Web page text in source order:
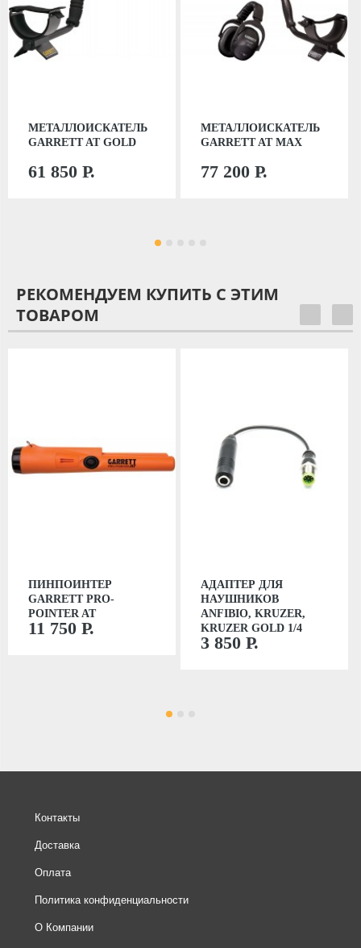
МЕТАЛЛОИСКАТЕЛЬ
GARRETT AT GOLD
61 850 Р.
МЕТАЛЛОИСКАТЕЛЬ
GARRETT AT MAX
77 200 Р.
РЕКОМЕНДУЕМ КУПИТЬ С ЭТИМ
ТОВАРОМ
ПИНПОИНТЕР
GARRETT PRO-
POINTER AT
11 750 Р.
АДАПТЕР ДЛЯ
НАУШНИКОВ
ANFIBIO, KRUZER,
KRUZER GOLD 1/4
3 850 Р.
Контакты
Доставка
Оплата
Политика конфиденциальности
О Компании